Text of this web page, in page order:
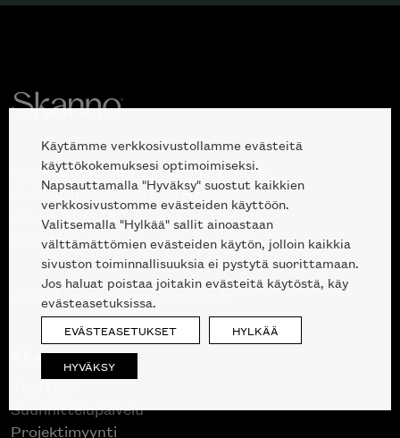
Avoinna kuluttajille ja ammattilaisille:
Erottajankatu 2, 00120 Helsinki
ma-pe 10 — 18
la 10-17
09 612 9440|sales@skanno.fi
Skanno
Suunnittelupalvelu
Projektimyynti
Käytämme verkkosivustollamme evästeitä
käyttökokemuksesi optimoimiseksi.
Napsauttamalla "Hyväksy" suostut kaikkien
verkkosivustomme evästeiden käyttöön.
Valitsemalla "Hylkää" sallit ainoastaan
välttämättömien evästeiden käytön, jolloin kaikkia
sivuston toiminnallisuuksia ei pystytä suorittamaan.
Jos haluat poistaa joitakin evästeitä käytöstä, käy
evästeasetuksissa.
EVÄSTEASETUKSET HYLKÄÄ
HYVÄKSY